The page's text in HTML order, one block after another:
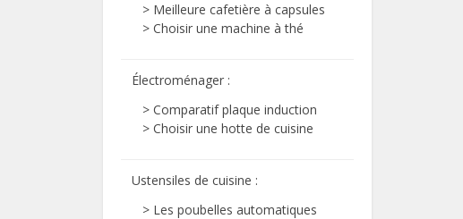
> Meilleure cafetière à capsules
> Choisir une machine à thé
Électroménager :
> Comparatif plaque induction
> Choisir une hotte de cuisine
Ustensiles de cuisine :
> Les poubelles automatiques